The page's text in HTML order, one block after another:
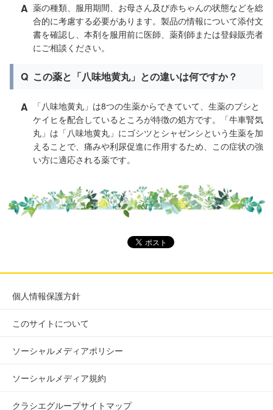
A 薬の種類、服用期間、お母さん及び赤ちゃんの状態などを総
合的に考慮する必要があります。製品の情報について添付文
書を確認し、本剤を服用前に医師、薬剤師または登録販売者
にご相談ください。
Q この薬と「八味地黄丸」との違いは何ですか？
A
「八味地黄丸」は8つの生薬からできていて、生薬のブシと
ケイヒを配合しているところが特徴の処方です。「牛車腎気
丸」は「八味地黄丸」にゴシツとシャゼンシという生薬を加
えることで、痛みや利尿促進に作用するため、この症状の強
い方に適応される薬です。
個人情報保護方針
このサイトについて
ソーシャルメディアポリシー
ソーシャルメディア規約
クラシエグループサイトマップ